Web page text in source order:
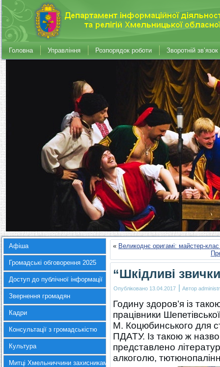
Головна Управління Розпорядок роботи Зворотній зв’язок
Афіша
Громадські обговорення 2025
Доступ до публічної інформації
Звернення громадян
Кадри
Консультації з громадськістю
Культура
Митці Хмельниччини захисникам України
« Великоднє оригамі: майстер-клас
“Шкідливі
Опубліковано 13.04.2017 | Автор
Годину здоров’я із
працівники
М. Коцюбинського для
ПДАТУ. Із такою ж
представлено
алкоголю,